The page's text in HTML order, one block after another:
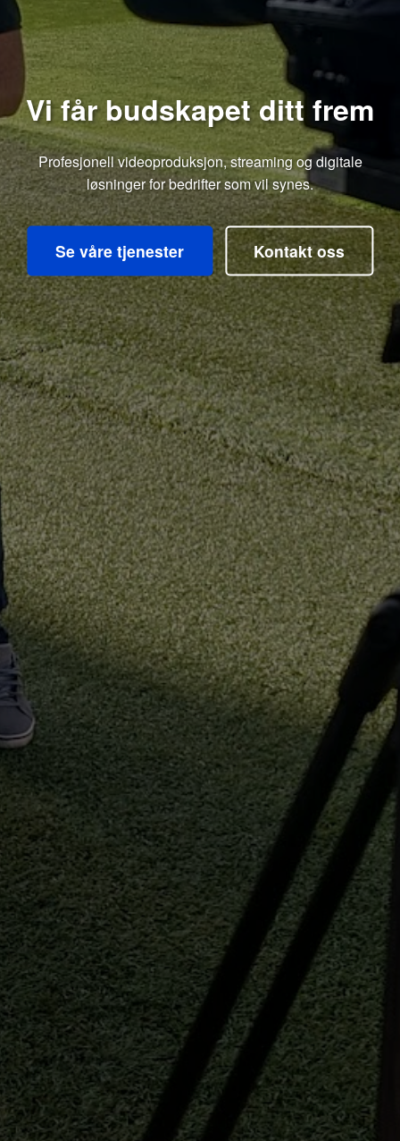
Vi får budskapet ditt frem
Profesjonell videoproduksjon, streaming og digitale
løsninger for bedrifter som vil synes.
Se våre tjenester Kontakt oss